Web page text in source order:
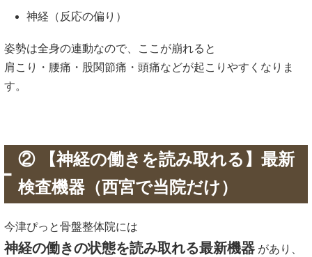
神経（反応の偏り）
姿勢は全身の連動なので、ここが崩れると
肩こり・腰痛・股関節痛・頭痛などが起こりやすくなりま
す。
② 【神経の働きを読み取れる】最新
検査機器（西宮で当院だけ）
今津ぴっと骨盤整体院には
神経の働きの状態を読み取れる最新機器 があり、